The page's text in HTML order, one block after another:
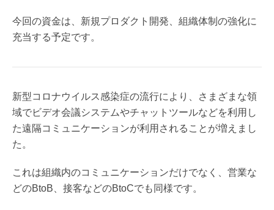
今回の資金は、新規プロダクト開発、組織体制の強化に
充当する予定です。
新型コロナウイルス感染症の流行により、さまざまな領
域でビデオ会議システムやチャットツールなどを利用し
た遠隔コミュニケーションが利用されることが増えまし
た。
これは組織内のコミュニケーションだけでなく、営業な
どのBtoB、接客などのBtoCでも同様です。